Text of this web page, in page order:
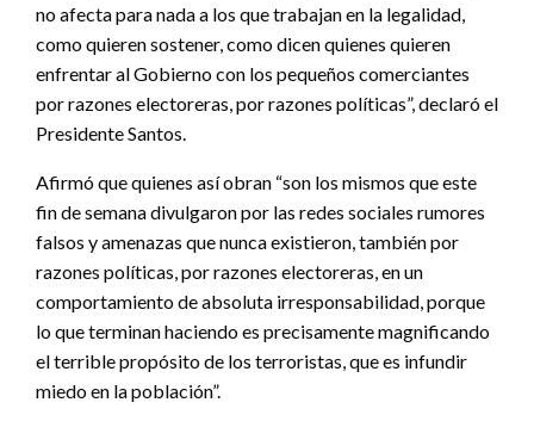
no afecta para nada a los que trabajan en la legalidad,
como quieren sostener, como dicen quienes quieren
enfrentar al Gobierno con los pequeños comerciantes
por razones electoreras, por razones políticas”, declaró el
Presidente Santos.
Afirmó que quienes así obran “son los mismos que este
fin de semana divulgaron por las redes sociales rumores
falsos y amenazas que nunca existieron, también por
razones políticas, por razones electoreras, en un
comportamiento de absoluta irresponsabilidad, porque
lo que terminan haciendo es precisamente magnificando
el terrible propósito de los terroristas, que es infundir
miedo en la población”.